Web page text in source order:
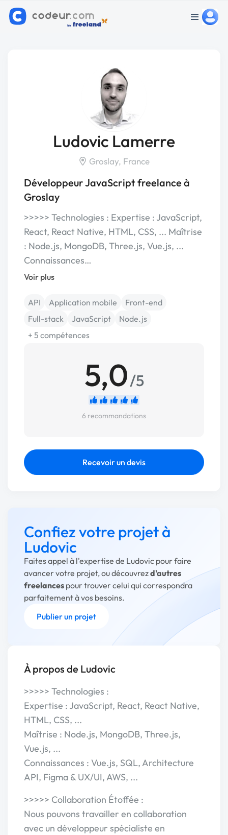
Ludovic Lamerre
Groslay, France
Développeur JavaScript freelance à
Groslay
>>>>> Technologies : Expertise : JavaScript,
React, React Native, HTML, CSS, ... Maîtrise
: Node.js, MongoDB, Three.js, Vue.js, ...
Connaissances…
Voir plus
API Application mobile
Front-end
Full-stack
JavaScript
Node.js
+ 5 compétences
5,0/5
6 recommandations
Recevoir un devis
Confiez votre projet à
Ludovic
Faites appel à l'expertise de Ludovic pour faire
avancer votre projet, ou découvrezd'autres
freelances pour trouver celui qui correspondra
parfaitement à vos besoins.
Publier un projet
À propos de Ludovic
>>>>> Technologies :
Expertise : JavaScript, React, React Native,
HTML, CSS, ...
Maîtrise : Node.js, MongoDB, Three.js,
Vue.js, ...
Connaissances : Vue.js, SQL, Architecture
API, Figma & UX/UI, AWS, ...
>>>>> Collaboration Étoffée :
Nous pouvons travailler en collaboration
avec un développeur spécialiste en